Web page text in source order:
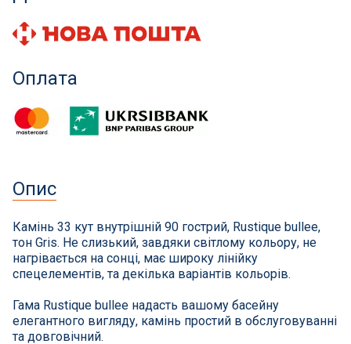
Інклюзивність пляжів
Оздоблення чаші басейну
Килимки-протиковзки для басейнів
Килими кам'яні
Хімія для каменя
Сауни
Оплата
Опис
Камінь 33 кут внутрішній 90 гострий, Rustique bullee,
тон Gris. Не слизький, завдяки світлому кольору, не
нагрівається на сонці, має широку лінійку
спецелементів, та декілька варіантів кольорів.
Гама Rustique bullee надасть вашому басейну
елегантного вигляду, камінь простий в обслуговуванні
та довговічний.